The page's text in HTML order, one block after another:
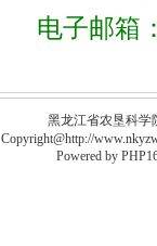
电子邮箱
黑龙江省农垦科学
Copyright@http://
Powered by